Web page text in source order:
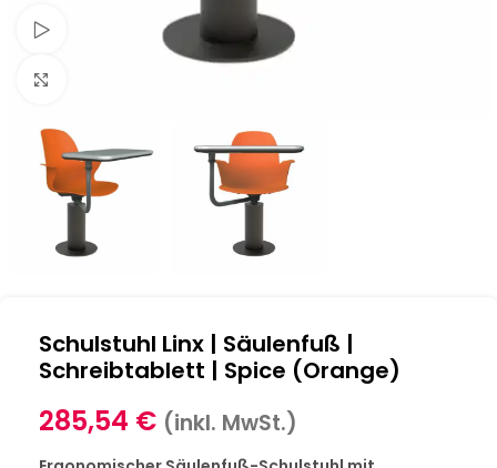
Schulstuhl Linx | Säulenfuß |
Schreibtablett | Spice (Orange)
285,54 € (inkl. MwSt.)